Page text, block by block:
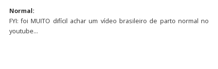
Normal:
FYI: foi MUITO difícil achar um vídeo brasileiro de parto normal no
youtube…